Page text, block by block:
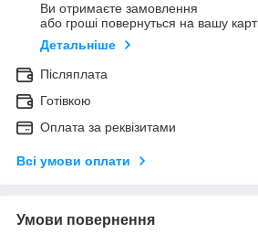
Ви отримаєте замовлення
або гроші повернуться на вашу
Детальніше
Післяплата
Готівкою
Оплата за реквізитами
Всі умови оплати
Умови повернення